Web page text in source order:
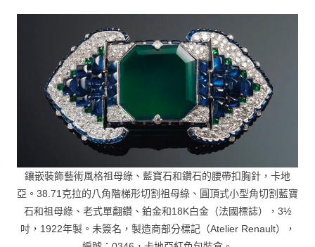
鑲嵌裝飾藝術風格祖母綠、藍寶石和鑽石的腰帶扣胸針，卡地
亞。38.71克拉的八角階梯形切割祖母綠、圓頂式小型角切割藍寶
石和祖母綠、老式單翻鑽、鉑金和18K白金（法國標誌），3½
吋，1922年製。未簽名，製造商部分標記（Atelier Renault），